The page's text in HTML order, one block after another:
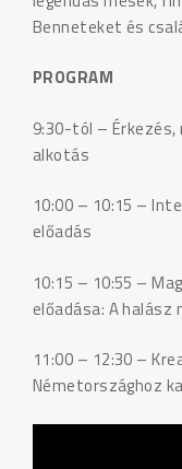
Benneteket és
PROGRAM
9:30-tól –
alkotás
10:00 – 10:15 –
előadás
10:15 – 10:55 –
előadása: A halász
11:00 – 12:30 –
Németországhoz